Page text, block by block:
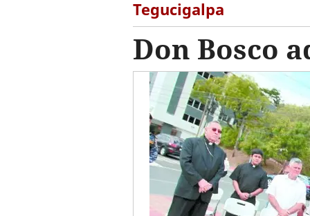
Tegucigalpa
Don Bosco